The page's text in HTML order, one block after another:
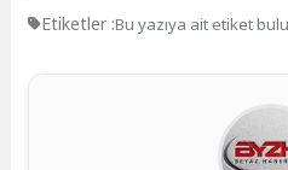
Etiketler :Bu yazıya ait etiket